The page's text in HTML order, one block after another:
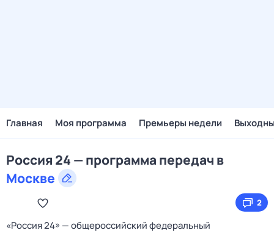
Главная Моя программа Премьеры недели
Россия 24 — программа передач в
Москве
2
«Россия 24» — общероссийский федеральный